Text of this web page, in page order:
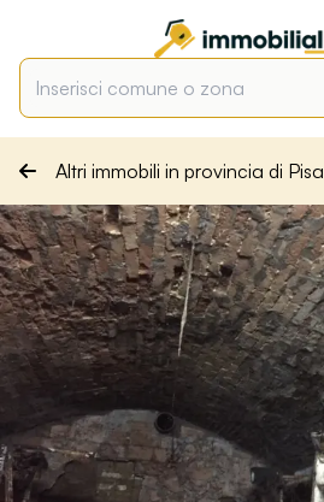
Altri immobili in provincia di Pisa